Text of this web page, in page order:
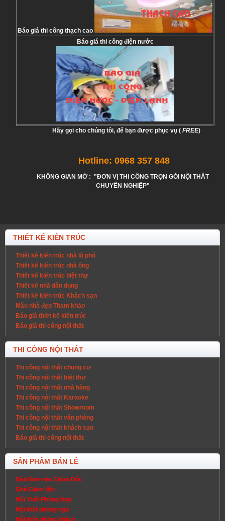
Báo giá thi công thạch cao
Báo giá thi công điện nước
Hãy gọi cho chúng tôi, để bạn được phục vụ ( FREE)
Hotline: 0968 357 848
KHÔNG GIAN MỞ : "ĐƠN VỊ THI CÔNG TRỌN GÓI NỘI THẤT
CHUYÊN NGHIỆP"
THIẾT KẾ KIẾN TRÚC
Thiết kế kiến trúc nhà lô phố
Thiết kế kiến trúc nhà ống
Thiết kế kiến trúc biệt thự
Thiết kế nhà dân dụng
Thiết kế kiến trúc Khách sạn
Mẫu nhà đẹp Tham khảo
Báo giá thiết kế kiến trúc
Báo giá thi công nội thất
THI CÔNG NỘI THẤT
Thi công nội thất chung cư
Thi công nội thất biệt thự
Thi công nội thất nhà hàng
Thi công nội thất Karaoke
Thi công nội thất Showroom
Thi công nội thất văn phòng
Thi công nội thất khách sạn
Báo giá thi công nội thất
SẢN PHẨM BÁN LẺ
Bàn làm việc Giám Đốc
Ghế Giám đốc
Nội Thất Phòng Họp
Nội thất phòng ngủ
Nội thất phòng khách